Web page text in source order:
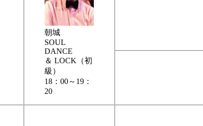
朝城
SOUL
DANCE
＆ LOCK（初
級）
18：00～19：
20